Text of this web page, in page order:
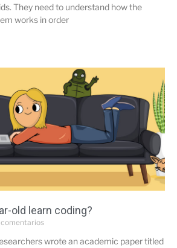
They need to understand how the
works in order
old learn coding?
comentarios
wrote an academic paper titled